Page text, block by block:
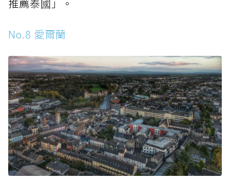
推薦泰國」。
No.8 愛爾蘭